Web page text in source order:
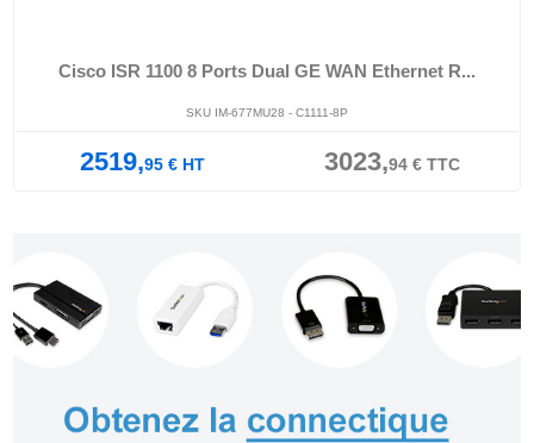
Cisco ISR 1100 8 Ports Dual GE WAN Ethernet R...
SKU IM-677MU28 - C1111-8P
2519,95€HT 3023,94€TTC